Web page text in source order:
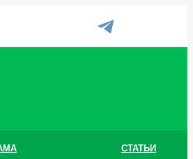
СТАТЬИ